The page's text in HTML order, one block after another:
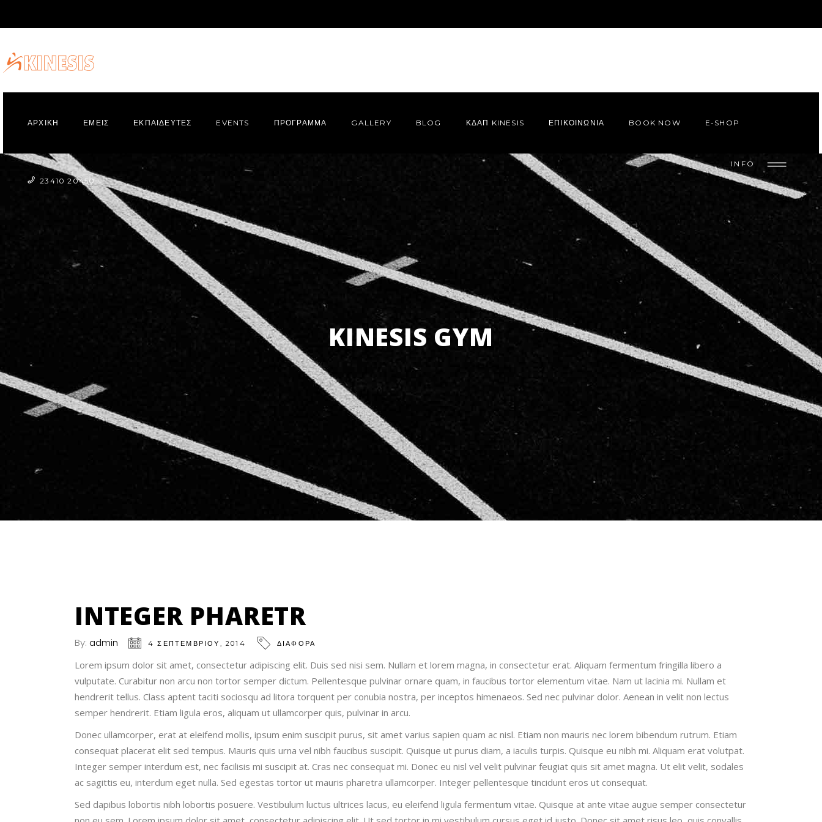
ΑΡΧΙΚΗ ΕΜΕΙΣ ΕΚΠΑΙΔΕΥΤΕΣ EVENTS ΠΡΌΓΡΑΜΜΑ GALLERY BLOG ΚΔΑΠ KINESIS ΕΠΙΚΟΙΝΩΝΙΑ BOOK NOW E-SHOP
23410 20450
INFO
KINESIS GYM
INTEGER PHARETR
By: admin 4 ΣΕΠΤΕΜΒΡΊΟΥ, 2014 ΔΙΑΦΟΡΑ
Lorem ipsum dolor sit amet, consectetur adipiscing elit. Duis sed nisi sem. Nullam et lorem magna, in consectetur erat. Aliquam fermentum fringilla libero a
vulputate. Curabitur non arcu non tortor semper dictum. Pellentesque pulvinar ornare quam, in faucibus tortor elementum vitae. Nam ut lacinia mi. Nullam et
hendrerit tellus. Class aptent taciti sociosqu ad litora torquent per conubia nostra, per inceptos himenaeos. Sed nec pulvinar dolor. Aenean in velit non lectus
semper hendrerit. Etiam ligula eros, aliquam ut ullamcorper quis, pulvinar in arcu.
Donec ullamcorper, erat at eleifend mollis, ipsum enim suscipit purus, sit amet varius sapien quam ac nisl. Etiam non mauris nec lorem bibendum rutrum. Etiam
consequat placerat elit sed tempus. Mauris quis urna vel nibh faucibus suscipit. Quisque ut purus diam, a iaculis turpis. Quisque eu nibh mi. Aliquam erat volutpat.
Integer semper interdum est, nec facilisis mi suscipit at. Cras nec consequat mi. Donec eu nisl vel velit pulvinar feugiat quis sit amet magna. Ut elit velit, sodales
ac sagittis eu, interdum eget nulla. Sed egestas tortor ut mauris pharetra ullamcorper. Integer pellentesque tincidunt eros ut consequat.
Sed dapibus lobortis nibh lobortis posuere. Vestibulum luctus ultrices lacus, eu eleifend ligula fermentum vitae. Quisque at ante vitae augue semper consectetur